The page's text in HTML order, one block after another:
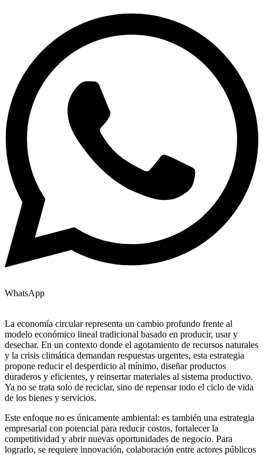
WhatsApp
La economía circular representa un cambio profundo frente al
modelo económico lineal tradicional basado en producir, usar y
desechar. En un contexto donde el agotamiento de recursos naturales
y la crisis climática demandan respuestas urgentes, esta estrategia
propone reducir el desperdicio al mínimo, diseñar productos
duraderos y eficientes, y reinsertar materiales al sistema productivo.
Ya no se trata solo de reciclar, sino de repensar todo el ciclo de vida
de los bienes y servicios.
Este enfoque no es únicamente ambiental: es también una estrategia
empresarial con potencial para reducir costos, fortalecer la
competitividad y abrir nuevas oportunidades de negocio. Para
lograrlo, se requiere innovación, colaboración entre actores públicos